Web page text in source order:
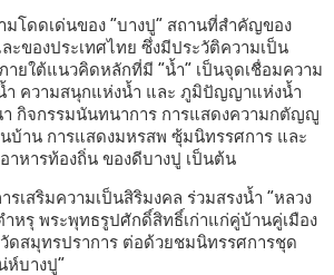
มโดดเด่นของ “บางปู” สถานที่สำคัญของ
ะของประเทศไทย ซึ่งมีประวัติความเป็น
ยใต้แนวคิดหลักที่มี “น้ำ” เป็นจุดเชื่อมความ
ำ ความสนุกแห่งน้ำ และ ภูมิปัญญาแห่งน้ำ
กิจกรรมนันทนาการ การแสดงความกตัญญู
บ้าน การแสดงมหรสพ ซุ้มนิทรรศการ และ
าหารท้องถิ่น ของดีบางปู เป็นต้น
รเสริมความเป็นสิริมงคล ร่วมสรงน้ำ “หลวง
หรุ พระพุทธรูปศักดิ์สิทธิ์เก่าแก่คู่บ้านคู่เมือง
ดสมุทรปราการ ต่อด้วยชมนิทรรศการชุด
ห์บางปู”